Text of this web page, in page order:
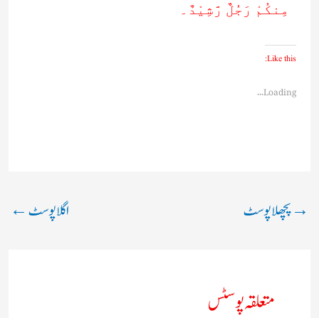
مِنکُمْ رَجُلٌ رَّشِیْدٌ۔
Like this:
Loading...
→پچھلا پوسٹ اگلا پوسٹ←
متعلقہ پوسٹس